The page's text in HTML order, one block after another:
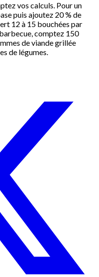
vos calculs. Pour un
puis ajoutez 20 % de
12 à 15 bouchées par
comptez 150
de viande grillée
de légumes.